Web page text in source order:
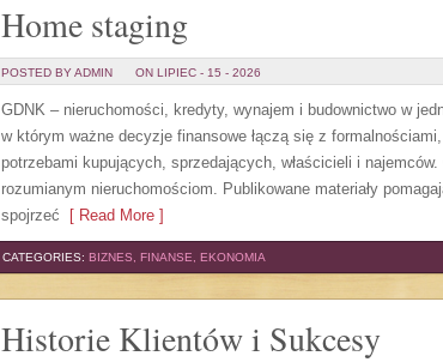
Home staging
POSTED BY ADMIN ON LIPIEC - 15 - 2026
GDNK – nieruchomości, kredyty, wynajem i budownictwo w
w którym ważne decyzje finansowe łączą się z
potrzebami kupujących, sprzedających, właścicieli i
rozumianym nieruchomościom. Publikowane materiały
spojrzeć [ Read More ]
CATEGORIES: BIZNES, FINANSE, EKONOMIA
Historie Klientów i Sukcesy